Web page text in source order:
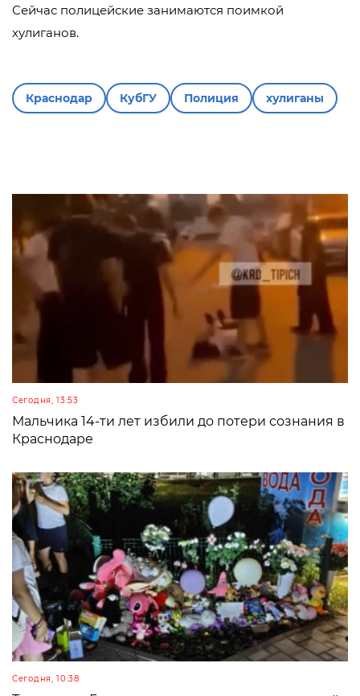
Сейчас полицейские занимаются поимкой
хулиганов.
Краснодар КубГУ Полиция хулиганы
Сегодня, 13:53
Мальчика 14-ти лет избили до потери сознания в
Краснодаре
Сегодня, 10:38